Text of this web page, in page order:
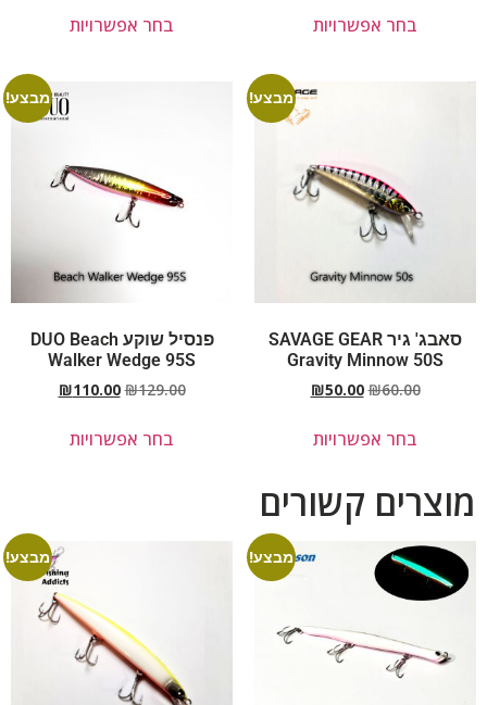
בחר אפשרויות בחר אפשרויות
מבצע!
סאבג' גיר SAVAGE GEAR
Gravity Minnow 50S
₪60.00
₪50.00
בחר אפשרויות
מבצע!
פנסיל שוקע DUO Beach
Walker Wedge 95S
₪129.00
₪110.00
בחר אפשרויות
מוצרים קשורים
מבצע! מבצע!